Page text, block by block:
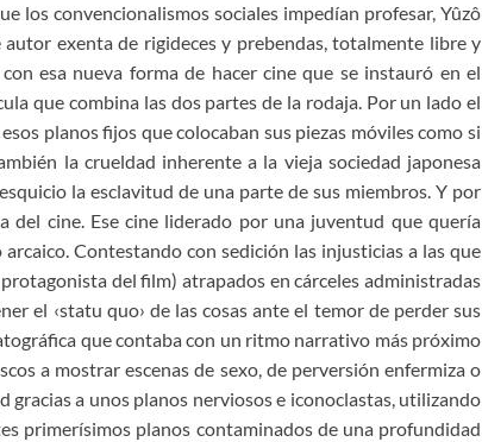
los convencionalismos sociales impedían profesar, Yûzô
exenta de rigideces y prebendas, totalmente libre y
esa nueva forma de hacer cine que se instauró en el
que combina las dos partes de la rodaja. Por un lado el
planos fijos que colocaban sus piezas móviles como si
la crueldad inherente a la vieja sociedad japonesa
la esclavitud de una parte de sus miembros. Y por
del cine. Ese cine liderado por una juventud que quería
Contestando con sedición las injusticias a las que
del film) atrapados en cárceles administradas
el ‹statu quo› de las cosas ante el temor de perder sus
que contaba con un ritmo narrativo más próximo
a mostrar escenas de sexo, de perversión enfermiza o
a unos planos nerviosos e iconoclastas, utilizando
primerísimos planos contaminados de una profundidad